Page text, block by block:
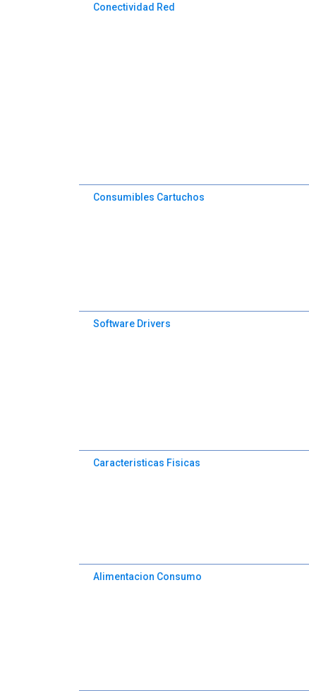
Conectividad Red
Consumibles Cartuchos
Software Drivers
Caracteristicas Fisicas
Alimentacion Consumo